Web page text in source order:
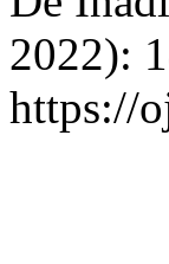
2022):
https://